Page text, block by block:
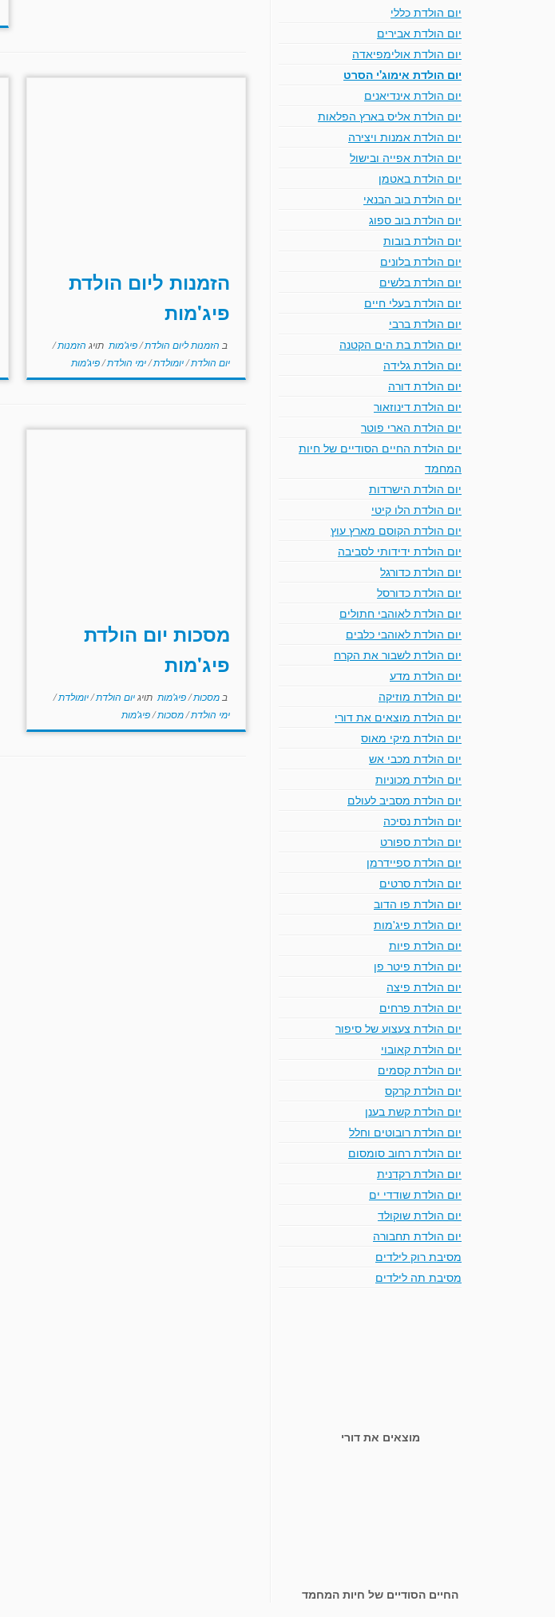
יום הולדת כללי
יום הולדת אבירים
יום הולדת אולימפיאדה
יום הולדת אימוג'י הסרט
יום הולדת אינדיאנים
יום הולדת אליס בארץ הפלאות
יום הולדת אמנות ויצירה
יום הולדת אפייה ובישול
יום הולדת באטמן
יום הולדת בוב הבנאי
יום הולדת בוב ספוג
יום הולדת בובות
יום הולדת בלונים
יום הולדת בלשים
יום הולדת בעלי חיים
יום הולדת ברבי
יום הולדת בת הים הקטנה
יום הולדת גלידה
יום הולדת דורה
יום הולדת דינוזאור
יום הולדת הארי פוטר
יום הולדת החיים הסודיים של חיות
המחמד
יום הולדת הישרדות
יום הולדת הלו קיטי
יום הולדת הקוסם מארץ עוץ
יום הולדת ידידותי לסביבה
יום הולדת כדורגל
יום הולדת כדורסל
יום הולדת לאוהבי חתולים
יום הולדת לאוהבי כלבים
יום הולדת לשבור את הקרח
יום הולדת מדע
יום הולדת מוזיקה
יום הולדת מוצאים את דורי
יום הולדת מיקי מאוס
יום הולדת מכבי אש
יום הולדת מכוניות
יום הולדת מסביב לעולם
יום הולדת נסיכה
יום הולדת ספורט
יום הולדת ספיידרמן
יום הולדת סרטים
יום הולדת פו הדוב
יום הולדת פיג'מות
יום הולדת פיות
יום הולדת פיטר פן
יום הולדת פיצה
יום הולדת פרחים
יום הולדת צעצוע של סיפור
יום הולדת קאובוי
יום הולדת קסמים
יום הולדת קרקס
יום הולדת קשת בענן
יום הולדת רובוטים וחלל
יום הולדת רחוב סומסום
יום הולדת רקדנית
יום הולדת שודדי ים
יום הולדת שוקולד
יום הולדת תחבורה
מסיבת רוק לילדים
מסיבת תה לילדים
מוצאים את דורי
החיים הסודיים של חיות המחמד
הזמנות ליום הולדת
פיג'מות
ב הזמנות ליום הולדת/פיג'מות תויג הזמנות/
יום הולדת/יומולדת/ימי הולדת/פיג'מות
מסכות יום הולדת
פיג'מות
במסכות/פיג'מות תויגיום הולדת/יומולדת/
ימי הולדת/מסכות/פיג'מות